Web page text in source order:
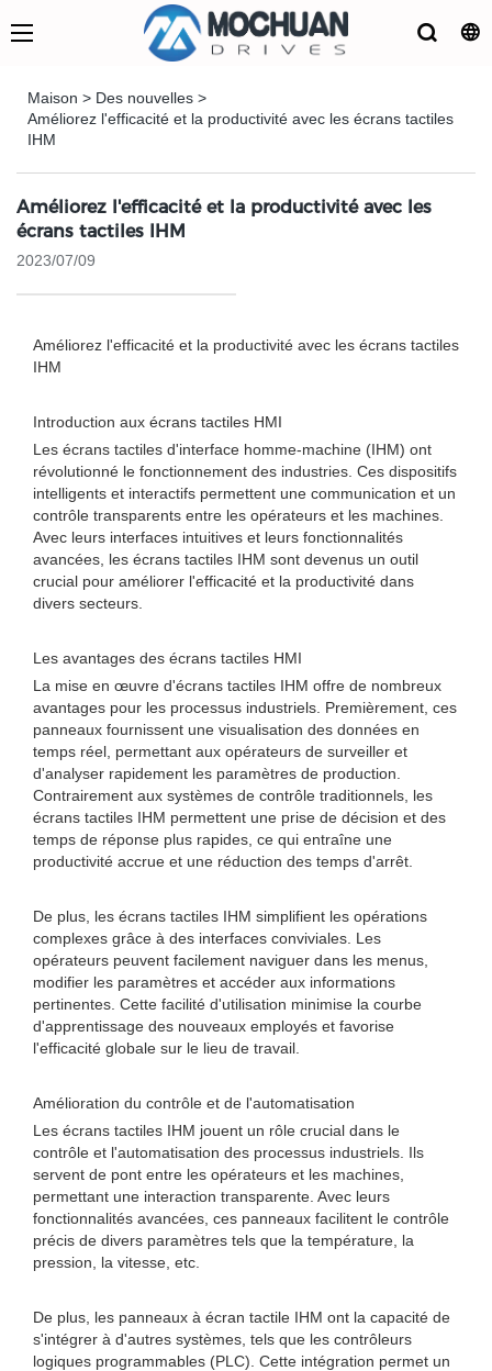
Maison > Des nouvelles >
Améliorez l'efficacité et la productivité avec les écrans tactiles
IHM
Améliorez l'efficacité et la productivité avec les
écrans tactiles IHM
2023/07/09
Améliorez l'efficacité et la productivité avec les écrans tactiles
IHM
Introduction aux écrans tactiles HMI
Les écrans tactiles d'interface homme-machine (IHM) ont
révolutionné le fonctionnement des industries. Ces dispositifs
intelligents et interactifs permettent une communication et un
contrôle transparents entre les opérateurs et les machines.
Avec leurs interfaces intuitives et leurs fonctionnalités
avancées, les écrans tactiles IHM sont devenus un outil
crucial pour améliorer l'efficacité et la productivité dans
divers secteurs.
Les avantages des écrans tactiles HMI
La mise en œuvre d'écrans tactiles IHM offre de nombreux
avantages pour les processus industriels. Premièrement, ces
panneaux fournissent une visualisation des données en
temps réel, permettant aux opérateurs de surveiller et
d'analyser rapidement les paramètres de production.
Contrairement aux systèmes de contrôle traditionnels, les
écrans tactiles IHM permettent une prise de décision et des
temps de réponse plus rapides, ce qui entraîne une
productivité accrue et une réduction des temps d'arrêt.
De plus, les écrans tactiles IHM simplifient les opérations
complexes grâce à des interfaces conviviales. Les
opérateurs peuvent facilement naviguer dans les menus,
modifier les paramètres et accéder aux informations
pertinentes. Cette facilité d'utilisation minimise la courbe
d'apprentissage des nouveaux employés et favorise
l'efficacité globale sur le lieu de travail.
Amélioration du contrôle et de l'automatisation
Les écrans tactiles IHM jouent un rôle crucial dans le
contrôle et l'automatisation des processus industriels. Ils
servent de pont entre les opérateurs et les machines,
permettant une interaction transparente. Avec leurs
fonctionnalités avancées, ces panneaux facilitent le contrôle
précis de divers paramètres tels que la température, la
pression, la vitesse, etc.
De plus, les panneaux à écran tactile IHM ont la capacité de
s'intégrer à d'autres systèmes, tels que les contrôleurs
logiques programmables (PLC). Cette intégration permet un